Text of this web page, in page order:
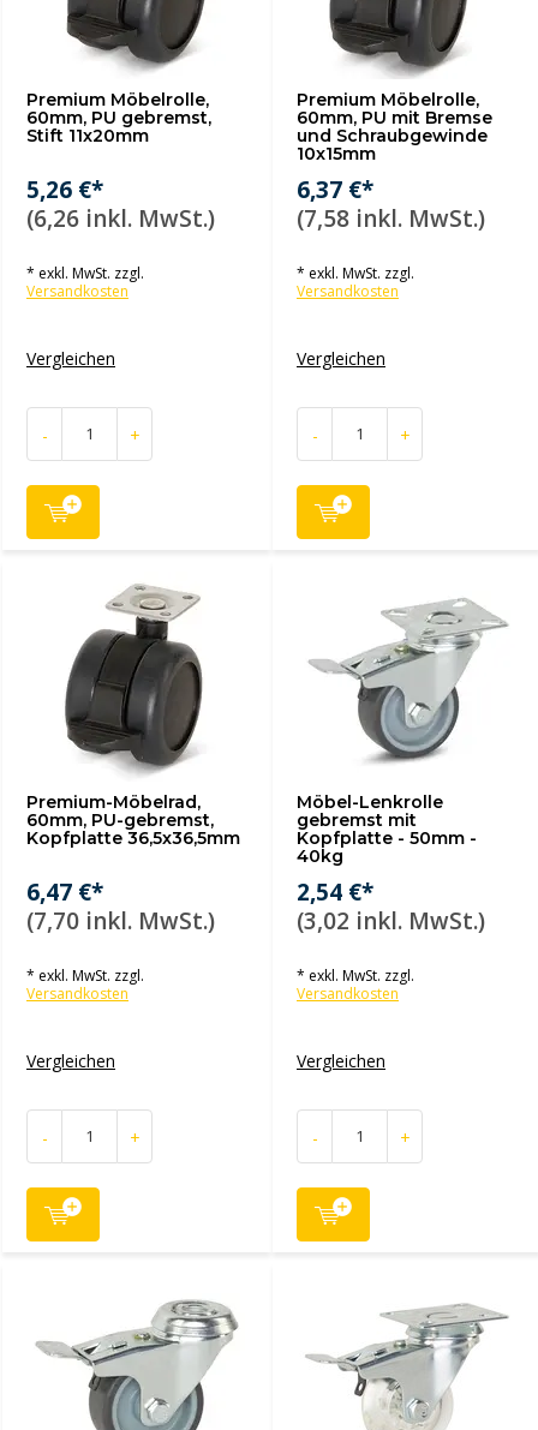
Premium Möbelrolle,
60mm, PU gebremst,
Stift 11x20mm
5,26 €*
(6,26 inkl. MwSt.)
* exkl. MwSt. zzgl.
Versandkosten
Vergleichen
- +
Premium Möbelrolle,
60mm, PU mit Bremse
und Schraubgewinde
10x15mm
6,37 €*
(7,58 inkl. MwSt.)
* exkl. MwSt. zzgl.
Versandkosten
Vergleichen
- +
Premium-Möbelrad,
60mm, PU-gebremst,
Kopfplatte 36,5x36,5mm
6,47 €*
(7,70 inkl. MwSt.)
* exkl. MwSt. zzgl.
Versandkosten
Vergleichen
- +
Möbel-Lenkrolle
gebremst mit
Kopfplatte - 50mm -
40kg
2,54 €*
(3,02 inkl. MwSt.)
* exkl. MwSt. zzgl.
Versandkosten
Vergleichen
- +